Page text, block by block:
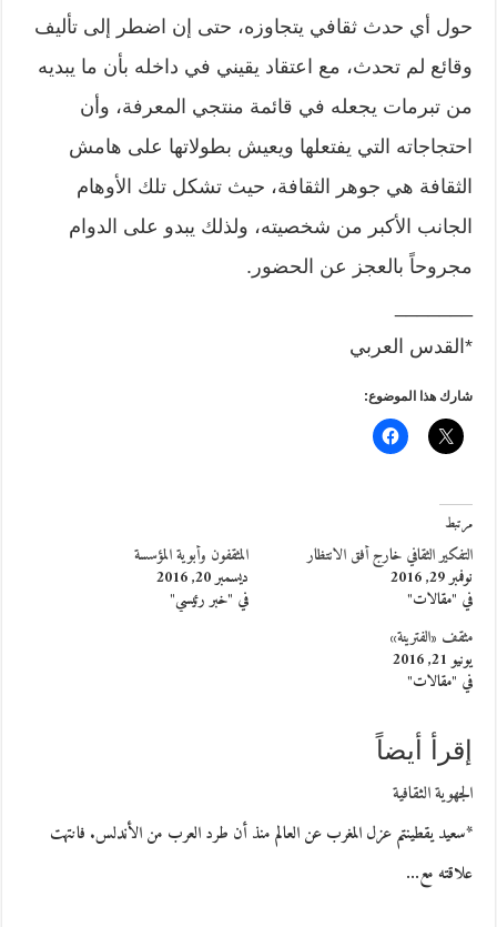
حول أي حدث ثقافي يتجاوزه، حتى إن اضطر إلى تأليف
وقائع لم تحدث، مع اعتقاد يقيني في داخله بأن ما يبديه
من تبرمات يجعله في قائمة منتجي المعرفة، وأن
احتجاجاته التي يفتعلها ويعيش بطولاتها على هامش
الثقافة هي جوهر الثقافة، حيث تشكل تلك الأوهام
الجانب الأكبر من شخصيته، ولذلك يبدو على الدوام
مجروحاً بالعجز عن الحضور.
*القدس العربي
شارك هذا الموضوع:
مرتبط
التفكير الثقافي خارج أفق الانتظار
نوفمبر 29, 2016
في "مقالات"
المثقفون وأبوية المؤسسة
ديسمبر 20, 2016
في "خبر رئيسي"
مثقف «الفترينة»
يونيو 21, 2016
في "مقالات"
إقرأ أيضاً
الجهوية الثقافية
*سعيد يقطينتم عزل المغرب عن العالم منذ أن طرد العرب من الأندلس. فانتهت
علاقته مع…